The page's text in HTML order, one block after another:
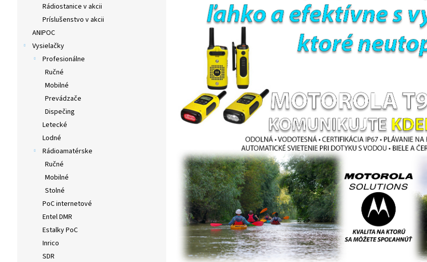
Rádiostanice v akcii
Príslušenstvo v akcii
ANIPOC
Vysielačky
Profesionálne
Ručné
Mobilné
Prevádzače
Dispečing
Letecké
Lodné
Rádioamatérske
Ručné
Mobilné
Stolné
PoC internetové
Entel DMR
Estalky PoC
Inrico
SDR